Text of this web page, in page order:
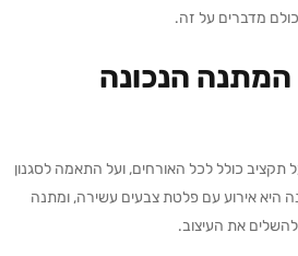
מדברים על זה.
המתנה הנכונה
תקציב כולל לכל האורחים, ועל התאמה לסגנון
היא אירוע עם פלטת צבעים עשירה, ומתנה
להשלים את העיצוב.